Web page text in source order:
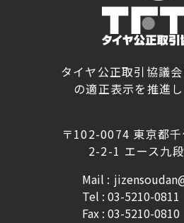
タイヤ公正取引協議
の適正表示を推進し
〒102-0074 東京都
2-2-1 エース九
Mail :
Tel : 03-5210-0811
Fax : 03-5210-0810